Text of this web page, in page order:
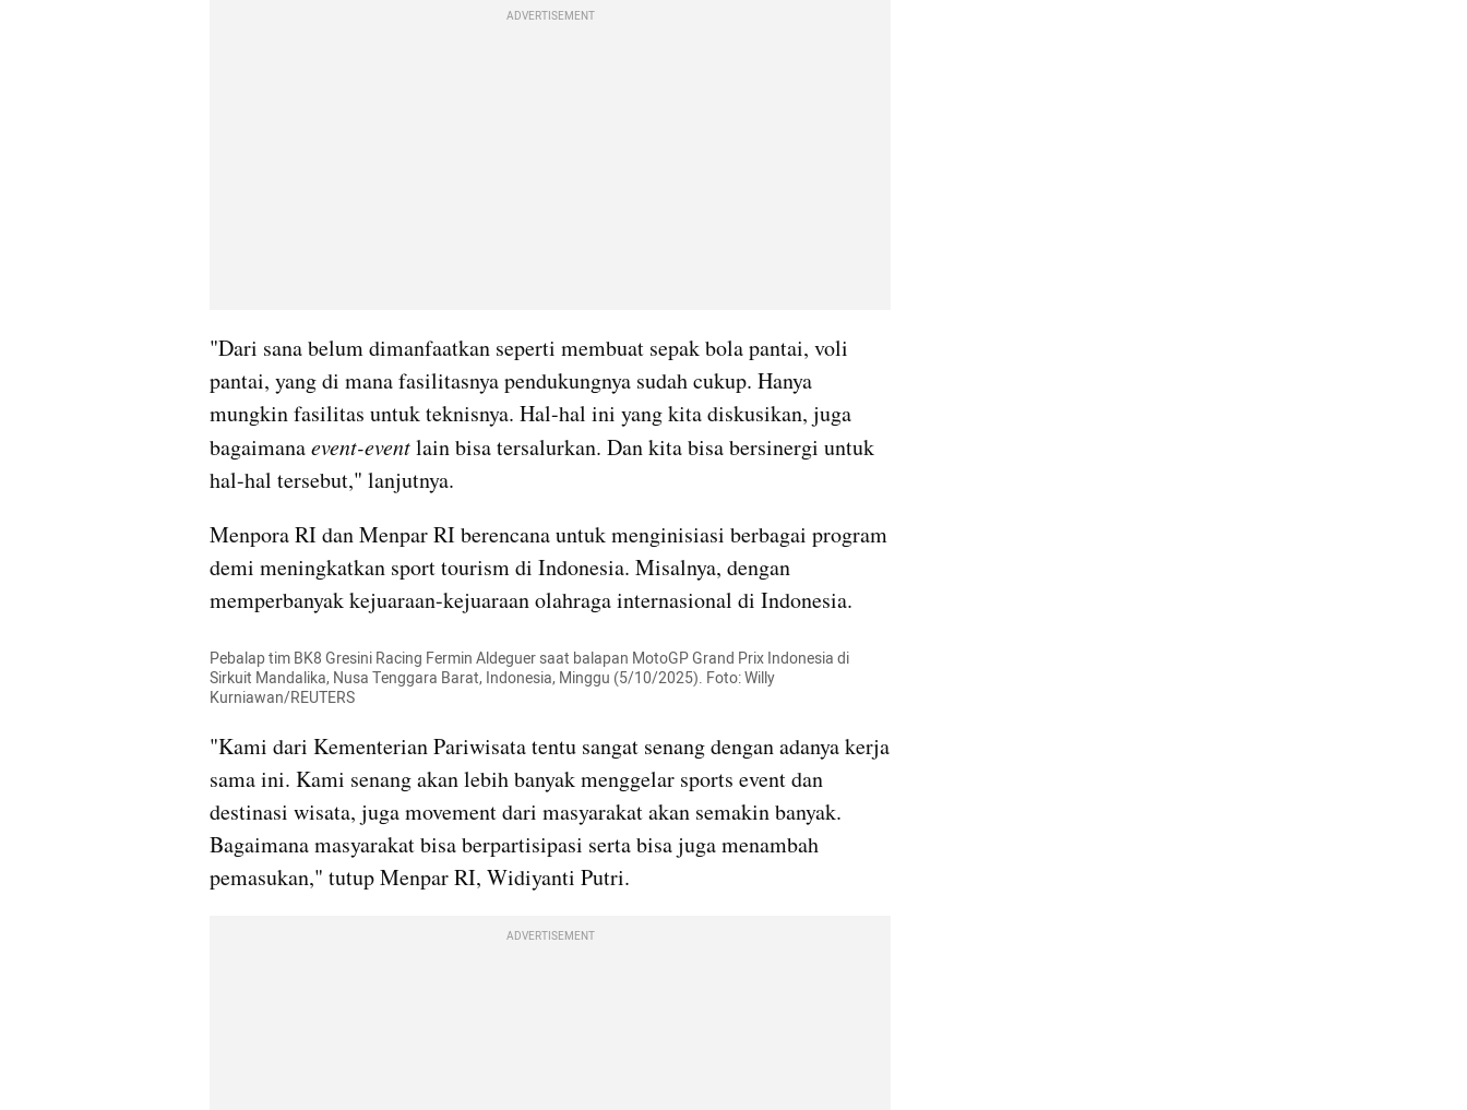
ADVERTISEMENT
"Dari sana belum dimanfaatkan seperti membuat sepak bola pantai, voli
pantai, yang di mana fasilitasnya pendukungnya sudah cukup. Hanya
mungkin fasilitas untuk teknisnya. Hal-hal ini yang kita diskusikan, juga
bagaimana event-event lain bisa tersalurkan. Dan kita bisa bersinergi untuk
hal-hal tersebut," lanjutnya.
Menpora RI dan Menpar RI berencana untuk menginisiasi berbagai program
demi meningkatkan sport tourism di Indonesia. Misalnya, dengan
memperbanyak kejuaraan-kejuaraan olahraga internasional di Indonesia.
Pebalap tim BK8 Gresini Racing Fermin Aldeguer saat balapan MotoGP Grand Prix Indonesia di
Sirkuit Mandalika, Nusa Tenggara Barat, Indonesia, Minggu (5/10/2025). Foto: Willy
Kurniawan/REUTERS
"Kami dari Kementerian Pariwisata tentu sangat senang dengan adanya kerja
sama ini. Kami senang akan lebih banyak menggelar sports event dan
destinasi wisata, juga movement dari masyarakat akan semakin banyak.
Bagaimana masyarakat bisa berpartisipasi serta bisa juga menambah
pemasukan," tutup Menpar RI, Widiyanti Putri.
ADVERTISEMENT